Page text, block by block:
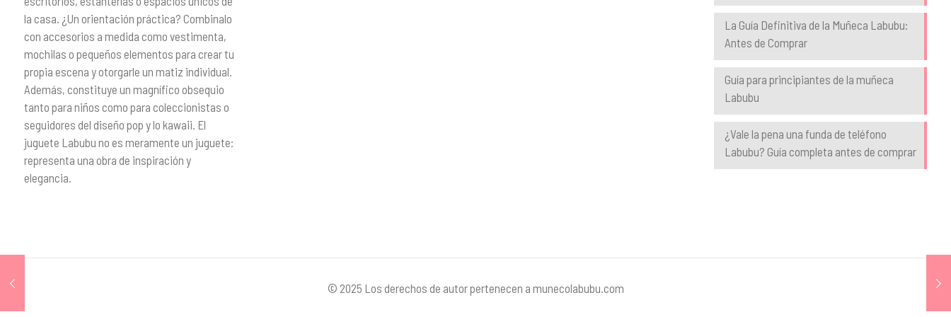
la casa. ¿Un orientación práctica? Combinalo
con accesorios a medida como vestimenta,
mochilas o pequeños elementos para crear tu
propia escena y otorgarle un matiz individual.
Además, constituye un magnífico obsequio
tanto para niños como para coleccionistas o
seguidores del diseño pop y lo kawaii. El
juguete Labubu no es meramente un juguete:
representa una obra de inspiración y
elegancia.
La Guía Definitiva de la Muñeca Labubu:
Antes de Comprar
Guía para principiantes de la muñeca
Labubu
¿Vale la pena una funda de teléfono
Labubu? Guía completa antes de comprar
© 2025 Los derechos de autor pertenecen a munecolabubu.com